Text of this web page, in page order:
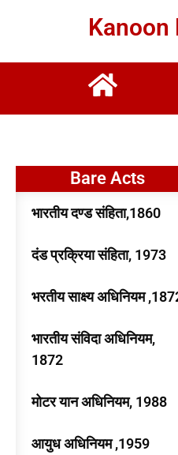
Kanoon
Bare Acts
भारतीय दण्ड संहिता,1860
दंड प्रक्रिया संहिता, 1973
भरतीय साक्ष्य अधिनियम
भारतीय संविदा अधिनियम,
1872
मोटर यान अधिनियम, 1988
आयुध अधिनियम ,1959